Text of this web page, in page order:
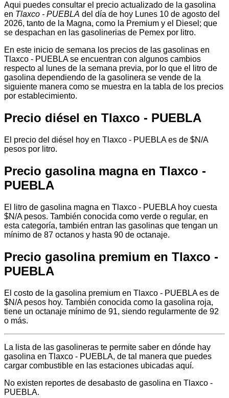
Aqui puedes consultar el precio actualizado de la gasolina
en Tlaxco - PUEBLA del día de hoy Lunes 10 de agosto del
2026, tanto de la Magna, como la Premium y el Diesel; que
se despachan en las gasolinerias de Pemex por litro.
En este inicio de semana los precios de las gasolinas en
Tlaxco - PUEBLA se encuentran con algunos cambios
respecto al lunes de la semana previa, por lo que el litro de
gasolina dependiendo de la gasolinera se vende de la
siguiente manera como se muestra en la tabla de los precios
por establecimiento.
Precio diésel en Tlaxco - PUEBLA
El precio del diésel hoy en Tlaxco - PUEBLA es de $N/A
pesos por litro.
Precio gasolina magna en Tlaxco -
PUEBLA
El litro de gasolina magna en Tlaxco - PUEBLA hoy cuesta
$N/A pesos. También conocida como verde o regular, en
esta categoría, también entran las gasolinas que tengan un
mínimo de 87 octanos y hasta 90 de octanaje.
Precio gasolina premium en Tlaxco -
PUEBLA
El costo de la gasolina premium en Tlaxco - PUEBLA es de
$N/A pesos hoy. También conocida como la gasolina roja,
tiene un octanaje mínimo de 91, siendo regularmente de 92
o más.
La lista de las gasolineras te permite saber en dónde hay
gasolina en Tlaxco - PUEBLA, de tal manera que puedes
cargar combustible en las estaciones ubicadas aquí.
No existen reportes de desabasto de gasolina en Tlaxco -
PUEBLA.